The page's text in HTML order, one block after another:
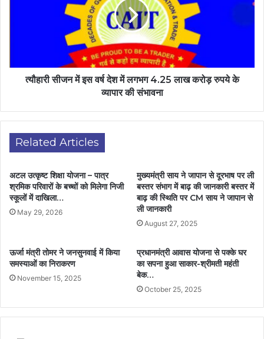
त्यौहारी सीजन में इस वर्ष देश में लगभग 4.25 लाख करोड़ रुपये के
व्यापार की संभावना
Related Articles
अटल उत्कृष्ट शिक्षा योजना – पात्र
श्रमिक परिवारों के बच्चों को मिलेगा निजी
स्कूलों में दाखिला…
May 29, 2026
मुख्यमंत्री साय ने जापान से दूरभाष पर ली
बस्तर संभाग में बाढ़ की जानकारी बस्तर में
बाढ़ की स्थिति पर CM साय ने जापान से
ली जानकारी
August 27, 2025
ऊर्जा मंत्री तोमर ने जनसुनवाई में किया
समस्याओं का निराकरण
November 15, 2025
प्रधानमंत्री आवास योजना से पक्के घर
का सपना हुआ साकार-श्रीमती महंती
बेक…
October 25, 2025